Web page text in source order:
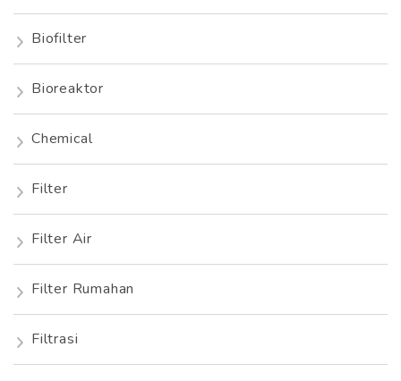
Biofilter
Bioreaktor
Chemical
Filter
Filter Air
Filter Rumahan
Filtrasi